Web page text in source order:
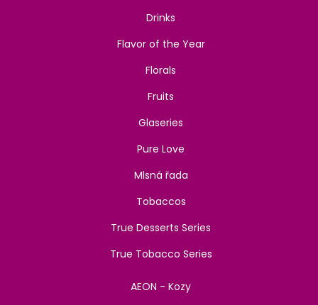
Drinks
Flavor of the Year
Florals
Fruits
Glaseries
Pure Love
Mlsná řada
Tobaccos
True Desserts Series
True Tobacco Series
AEON - Kozy